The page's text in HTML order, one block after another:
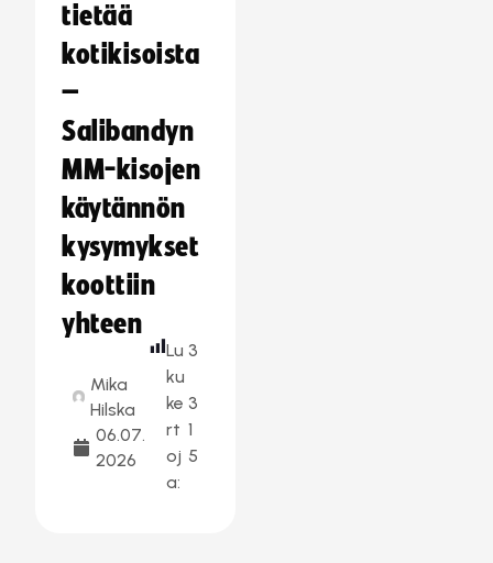
tietää
kotikisoista
–
Salibandyn
MM-kisojen
käytännön
kysymykset
koottiin
yhteen
Mika
Hilska
06.07.
2026
Lu
ku
ke
rt
oj
a:
3
3
1
5